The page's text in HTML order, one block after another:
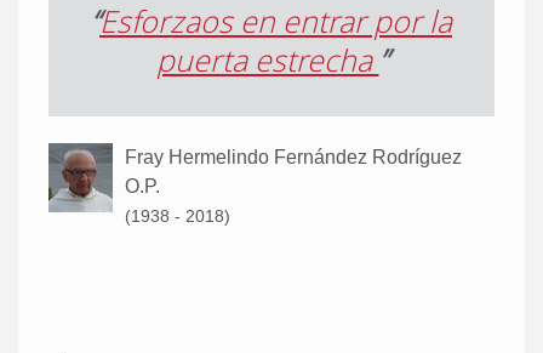
“Esforzaos en entrar por la
puerta estrecha ”
Fray Hermelindo Fernández Rodríguez
O.P.
(1938 - 2018)